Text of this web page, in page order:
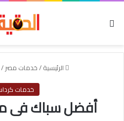
الرئيسية/خدمات مصر/
خدمات
أفضل سباك فى